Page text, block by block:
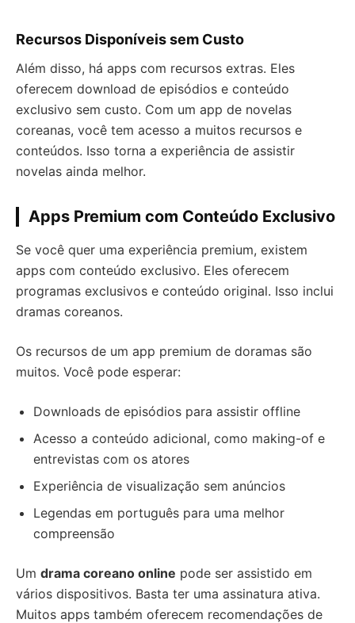
Recursos Disponíveis sem Custo
Além disso, há apps com recursos extras. Eles
oferecem download de episódios e conteúdo
exclusivo sem custo. Com um app de novelas
coreanas, você tem acesso a muitos recursos e
conteúdos. Isso torna a experiência de assistir
novelas ainda melhor.
Apps Premium com Conteúdo Exclusivo
Se você quer uma experiência premium, existem
apps com conteúdo exclusivo. Eles oferecem
programas exclusivos e conteúdo original. Isso inclui
dramas coreanos.
Os recursos de um app premium de doramas são
muitos. Você pode esperar:
Downloads de episódios para assistir offline
Acesso a conteúdo adicional, como making-of e
entrevistas com os atores
Experiência de visualização sem anúncios
Legendas em português para uma melhor
compreensão
Um drama coreano online pode ser assistido em
vários dispositivos. Basta ter uma assinatura ativa.
Muitos apps também oferecem recomendações de